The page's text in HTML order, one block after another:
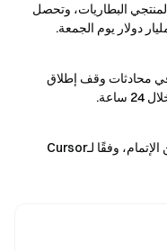
البطاريات، وتحصل
في محادثات وقف إطلاق